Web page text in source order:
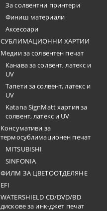
За солвентни принтери
Финиш материали
Аксесоари
СУБЛИМАЦИОННИ ХАРТИИ
Медии за солвентен печат
Канава за солвент, латекс и
UV
Тапети за солвент, латекс и
UV
Katana SignMatt хартия за
солвент, латекс и UV
Консумативи за
термосублимационен печат
MITSUBISHI
SINFONIA
ФИЛМ ЗА ЦВЕТООТДЕЛЯНЕ
EFI
WATERSHIELD CD/DVD/BD
дискове за инк-джет печат